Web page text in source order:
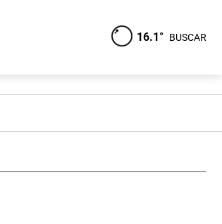
16.1° BUSCAR